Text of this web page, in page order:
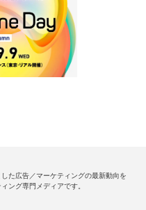
た広告／マーケティングの最新動向を
ング専門メディアです。